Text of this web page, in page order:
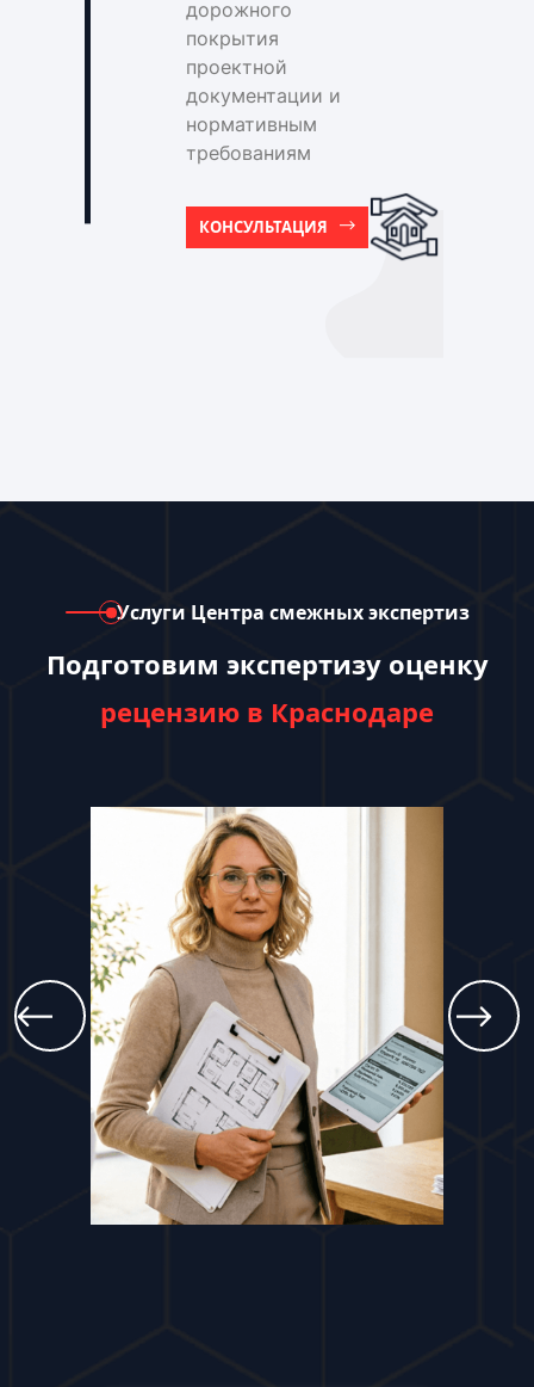
дорожного
покрытия
проектной
документации и
нормативным
требованиям
КОНСУЛЬТАЦИЯ
Услуги Центра смежных экспертиз
Подготовим экспертизу оценку
рецензию в Краснодаре